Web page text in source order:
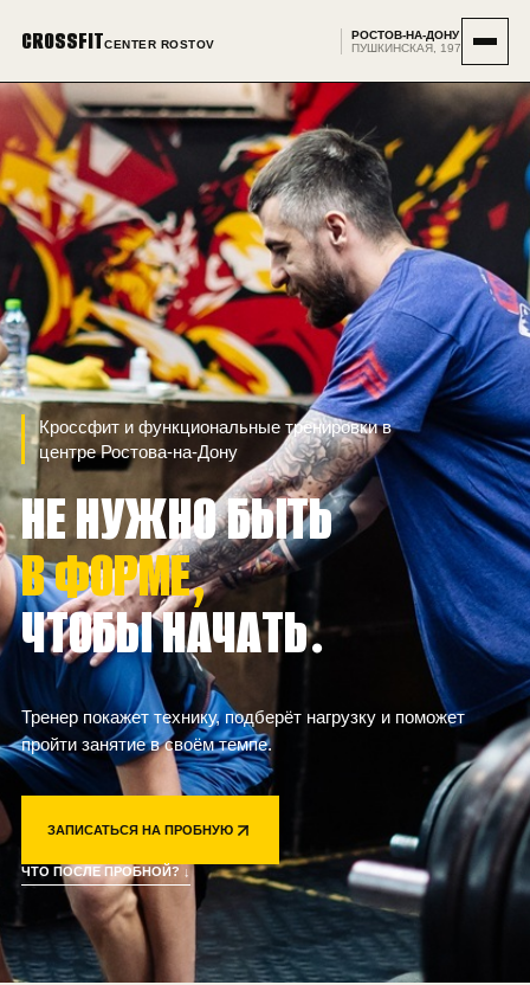
CROSSFITCENTER ROSTOV
РОСТОВ-НА-ДОНУ
ПУШКИНСКАЯ, 197
Кроссфит и функциональные тренировки в
центреРостова-на-Дону
НЕ НУЖНО БЫТЬ
В ФОРМЕ,
ЧТОБЫ НАЧАТЬ.
Тренер покажет технику, подберёт нагрузку и поможет
пройти занятие в своём темпе.
ЗАПИСАТЬСЯ НА ПРОБНУЮ
ЧТО ПОСЛЕ ПРОБНОЙ? ↓